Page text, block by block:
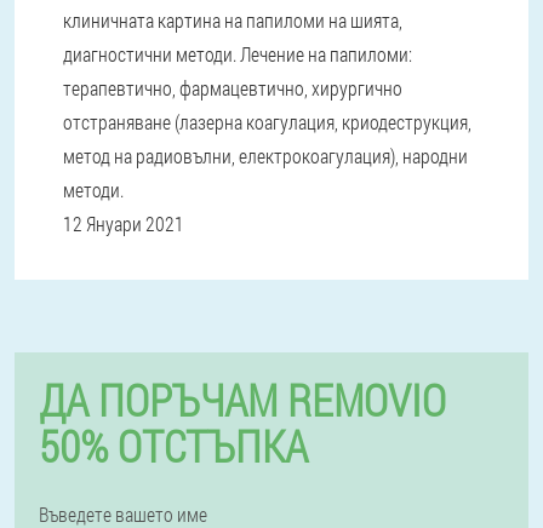
клиничната картина на папиломи на шията,
диагностични методи. Лечение на папиломи:
терапевтично, фармацевтично, хирургично
отстраняване (лазерна коагулация, криодеструкция,
метод на радиовълни, електрокоагулация), народни
методи.
12 Януари 2021
ДА ПОРЪЧАМ REMOVIO
50% ОТСТЪПКА
Въведете вашето име